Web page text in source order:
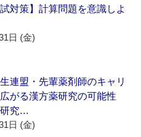
試対策】計算問題を意識しよ
日 (金)
生連盟・先輩薬剤師のキャリ
がる漢方薬研究の可能性
研究…
日 (金)